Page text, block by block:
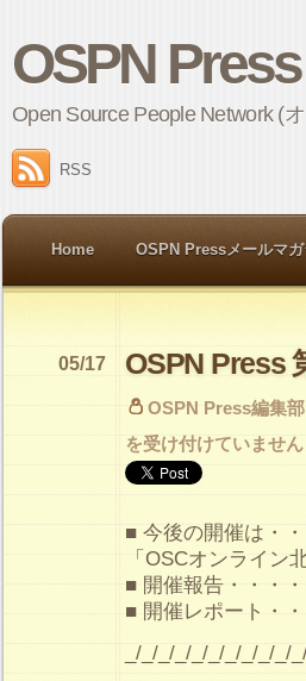
OSPN Press
Open Source People Network (
RSS
Home OSPN Pressメールマ
OSPN Press
05/17
OSPN Press編集部
を受け付けていません
■ 今後の開催は・
「OSCオンライン
■ 開催報告・・・
■ 開催レポート・
_/_/_/_/_/_/_/_/_/